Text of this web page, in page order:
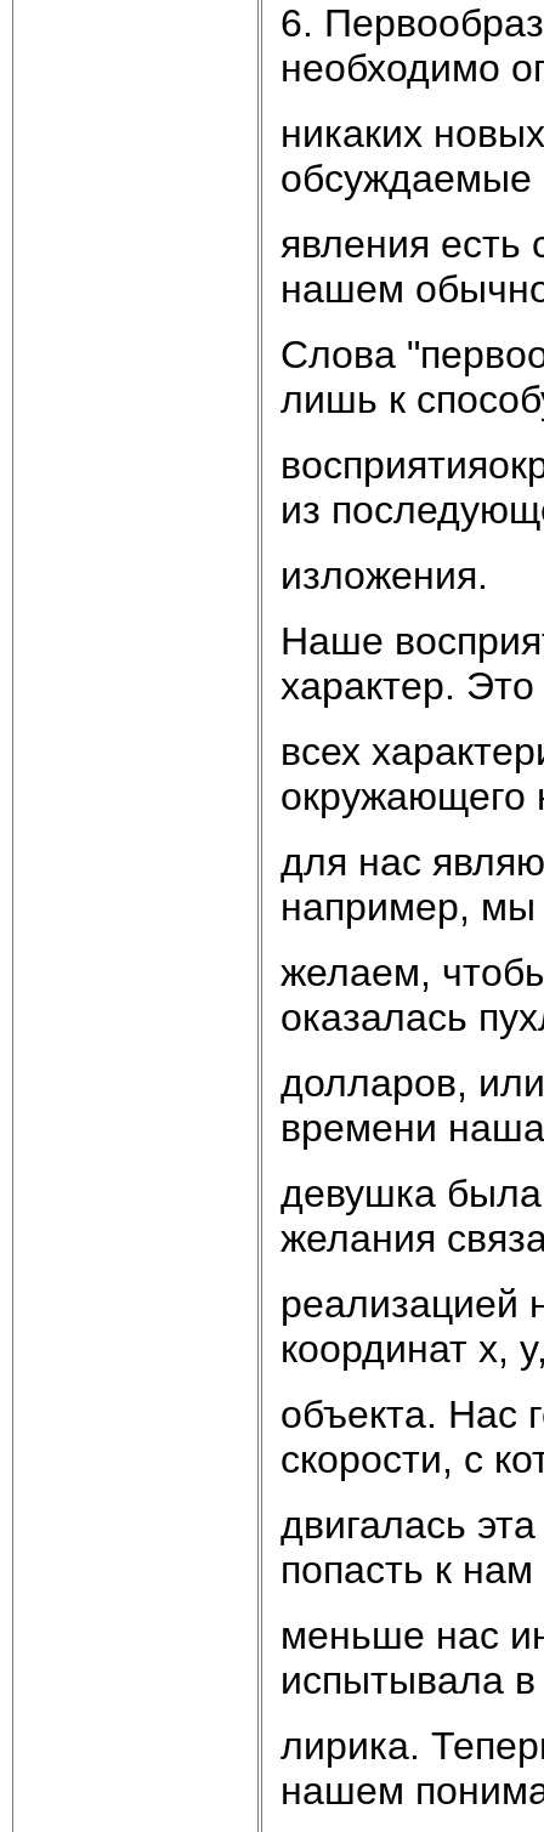
6.
необходимо
никаких
обсуждаемые
явления есть
нашем
Слова
лишь к
из
изложения.
Наше
характер. Это
всех
для нас
например, мы
желаем,
оказалась
долларов,
времени
девушка
желания
реализацией
координат x,
объекта. Нас
скорости, с
двигалась
попасть к
меньше нас
испытывала
лирика.
нашем